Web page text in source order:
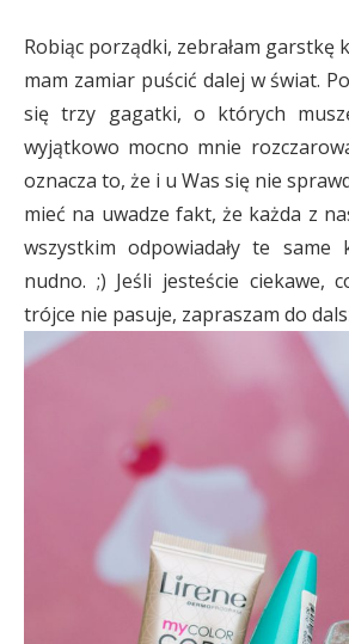
Robiąc porządki, zebrałam garstkę
mam zamiar puścić dalej w świat.
się trzy gagatki, o których
wyjątkowo mocno mnie
oznacza to, że i u Was się nie
mieć na uwadze fakt, że każda z
wszystkim odpowiadały te same
nudno. ;) Jeśli jesteście ciekawe,
trójce nie pasuje, zapraszam do